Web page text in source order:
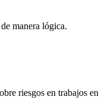
manera lógica.
riesgos en trabajos en